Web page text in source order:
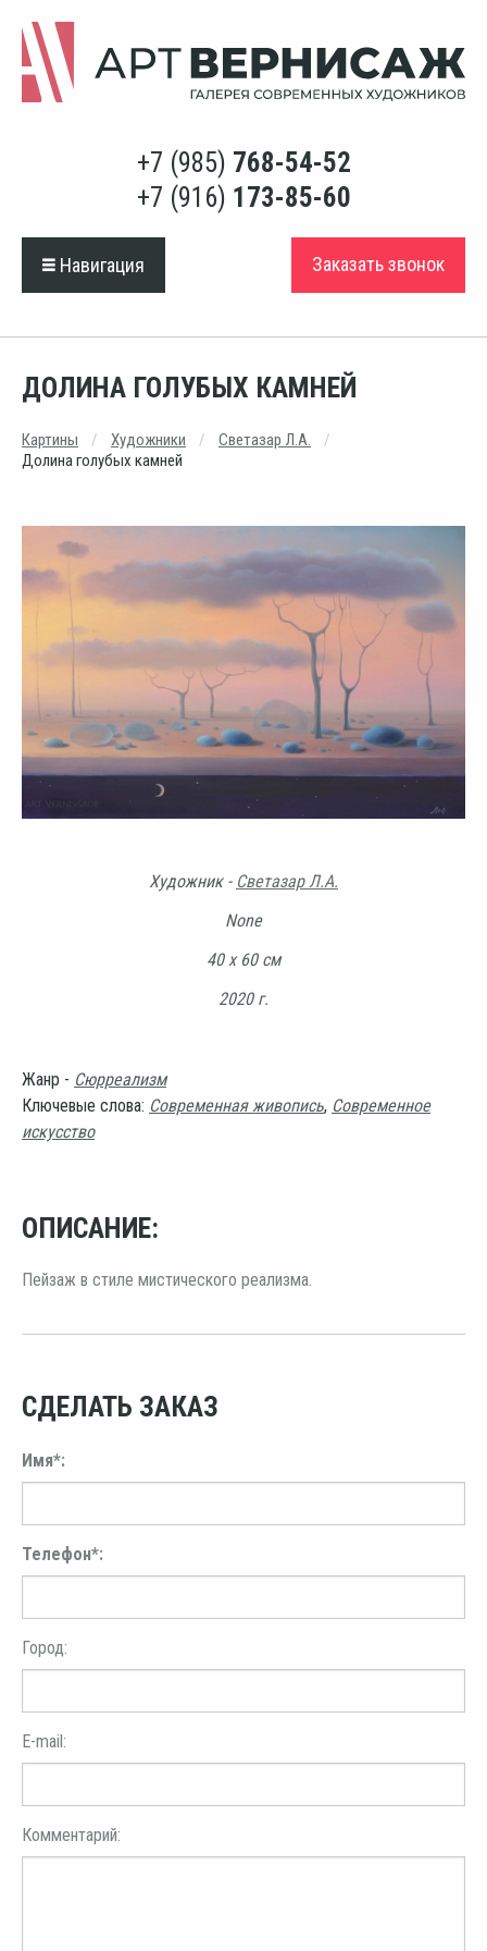
+7 (985) 768-54-52
+7 (916) 173-85-60
Навигация Заказать звонок
ДОЛИНА ГОЛУБЫХ КАМНЕЙ
Картины Художники
Светазар Л.А.
Долина голубых камней
Художник - Светазар Л.А.
None
40 х 60 см
2020 г.
Жанр - Сюрреализм
Ключевые слова: Современная живопись, Современное
искусство
ОПИСАНИЕ:
Пейзаж в стиле мистического реализма.
СДЕЛАТЬ ЗАКАЗ
Имя*:
Телефон*:
Город:
E-mail:
Комментарий: